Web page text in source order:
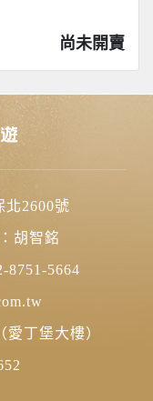
尚未開賣
北2600號
胡智銘
8751-5664
丁堡大樓）